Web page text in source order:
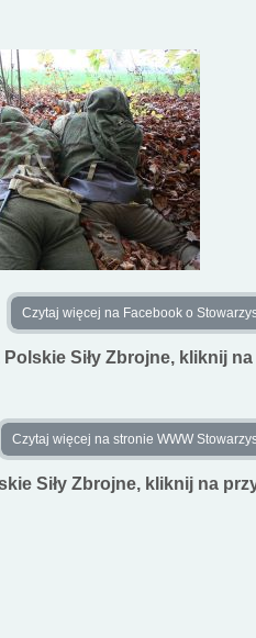
Czytaj więcej na Facebook o
Siły Zbrojne, kliknij
Czytaj więcej na stronie WWW
Siły Zbrojne, kliknij na